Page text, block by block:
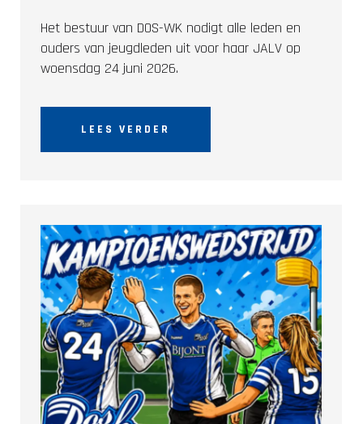
Het bestuur van DOS-WK nodigt alle leden en
ouders van jeugdleden uit voor haar JALV op
woensdag 24 juni 2026.
LEES VERDER